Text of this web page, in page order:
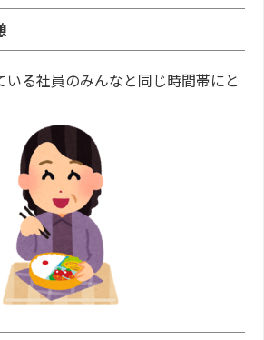
いる社員のみんなと同じ時間帯にと